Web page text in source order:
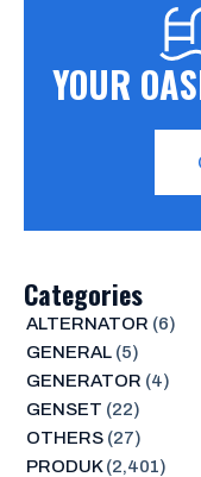
YOUR
Categories
ALTERNATOR (6)
GENERAL(5)
GENERATOR (4)
GENSET (22)
OTHERS(27)
PRODUK(2,401)